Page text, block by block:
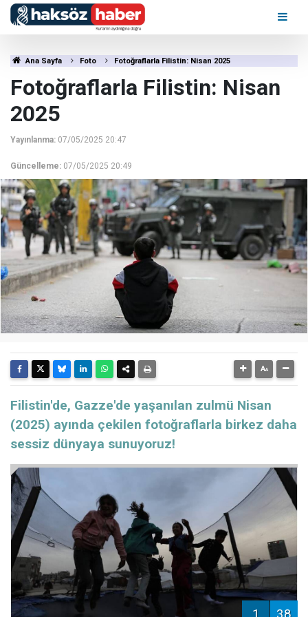
Ana Sayfa Foto Fotoğraflarla Filistin: Nisan 2025
Fotoğraflarla Filistin: Nisan
2025
Yayınlanma: 07/05/2025 20:47
Güncelleme: 07/05/2025 20:49
Filistin'de, Gazze'de yaşanılan zulmü Nisan
(2025) ayında çekilen fotoğraflarla birkez daha
sessiz dünyaya sunuyoruz!